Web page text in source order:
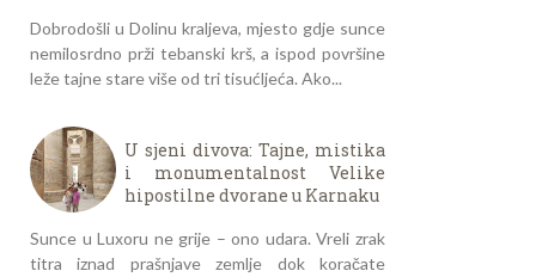
Dobrodošli u Dolinu kraljeva, mjesto gdje sunce
nemilosrdno prži tebanski krš, a ispod površine
leže tajne stare više od tri tisućljeća. Ako...
U sjeni divova: Tajne, mistika
i monumentalnost Velike
hipostilne dvorane u Karnaku
Sunce u Luxoru ne grije – ono udara. Vreli zrak
titra iznad prašnjave zemlje dok koračate